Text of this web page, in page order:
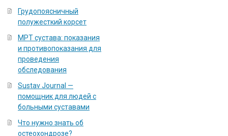
Грудопоясничный
полужесткий корсет
МРТ сустава: показания
и противопоказания для
проведения
обследования
Sustav Journal —
помощник для людей с
больными суставами
Что нужно знать об
остеохондрозе?